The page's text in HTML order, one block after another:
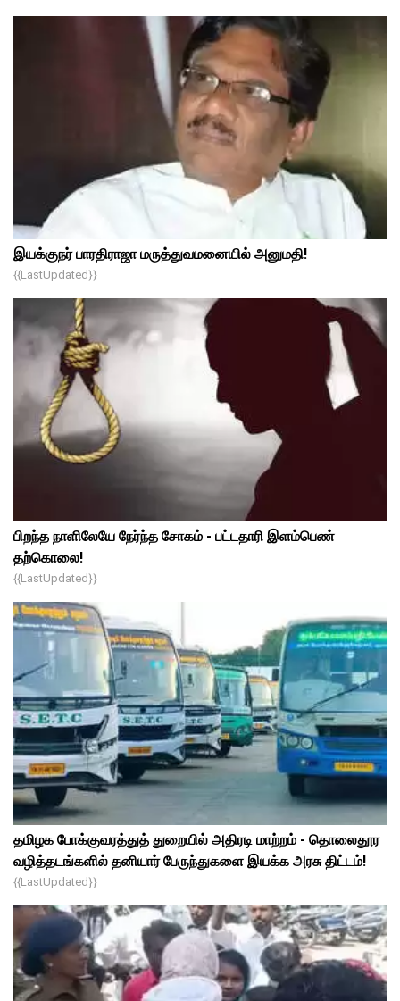
இயக்குநர் பாரதிராஜா மருத்துவமனையில் அனுமதி!
{{lastUpdated}}
பிறந்த நாளிலேயே நேர்ந்த சோகம் - பட்டதாரி இளம்பெண்
தற்கொலை!
{{lastUpdated}}
தமிழக போக்குவரத்துத் துறையில் அதிரடி மாற்றம் - தொலைதூர
வழித்தடங்களில் தனியார் பேருந்துகளை இயக்க அரசு திட்டம்!
{{lastUpdated}}